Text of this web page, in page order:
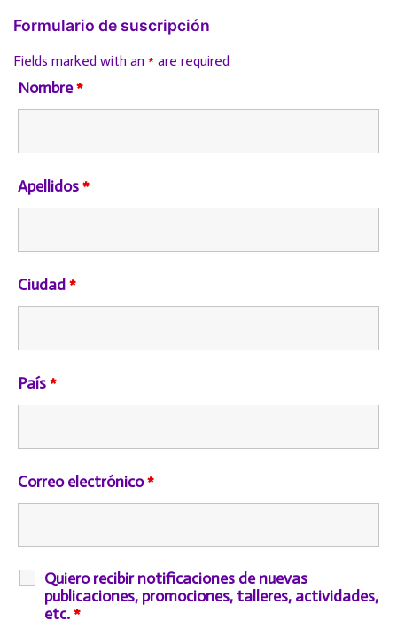
Formulario de suscripción
Fields marked with an * are required
Nombre*
Apellidos*
Ciudad *
País*
Correo electrónico*
Quiero recibir notificaciones de nuevas
publicaciones, promociones, talleres, actividades,
etc.*